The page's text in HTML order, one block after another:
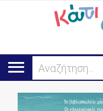
Αναζήτηση...